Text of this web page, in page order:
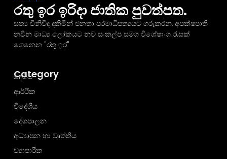
රතු ඉර ඉරිදා ජාතික පුවත්පත.
සත්‍ය විනිවිද දකිමින් ජනතා පරමාධිපත්‍යයට ගරුකරන, අපක්ෂපාතී
නවීන මාධ්‍ය ලෝකයට නව සංකල්ප සමග විශේෂාංග රැසක්
ගෙනෙන "රතු ඉර"
Category
දේශීය
ආර්ථික
විදේශීය
දේශපාලන
අධ්‍යාපන හා වෘත්තීය
ව්‍යාපාරික